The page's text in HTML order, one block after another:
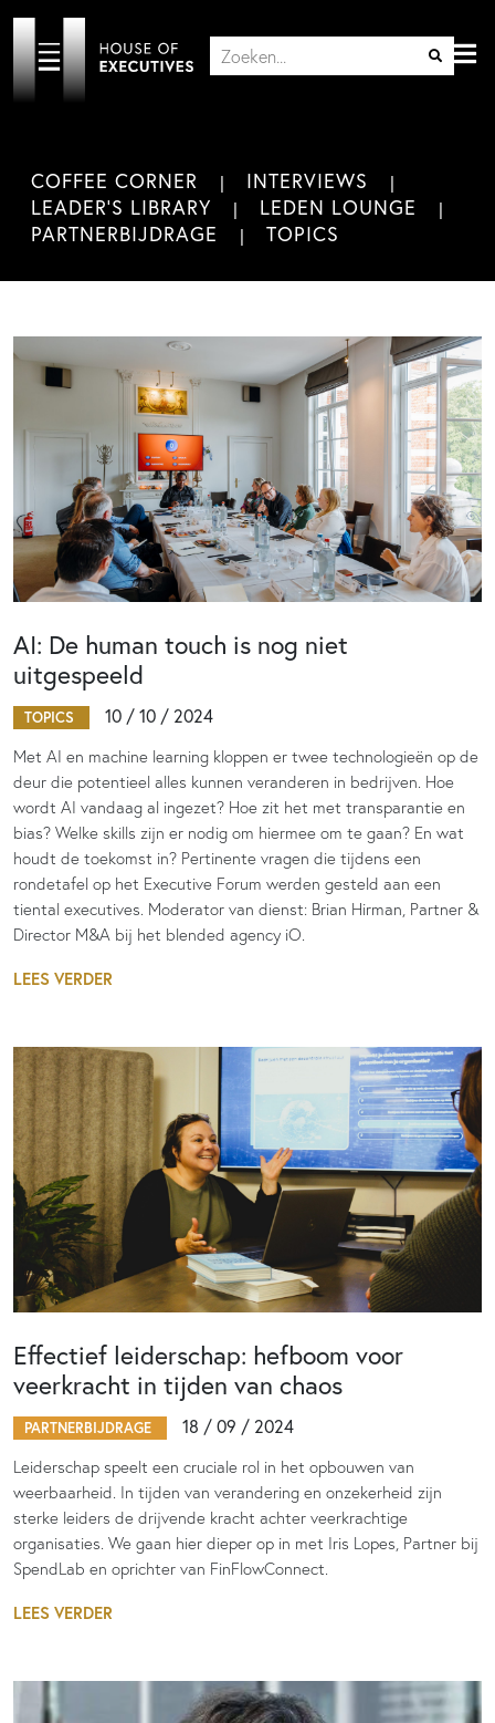
COFFEE CORNER
INTERVIEWS
LEADER'S LIBRARY
LEDEN LOUNGE
PARTNERBIJDRAGE
TOPICS
AI: De human touch is nog niet
uitgespeeld
TOPICS 10 / 10 / 2024
Met AI en machine learning kloppen er twee technologieën op de
deur die potentieel alles kunnen veranderen in bedrijven. Hoe
wordt AI vandaag al ingezet? Hoe zit het met transparantie en
bias? Welke skills zijn er nodig om hiermee om te gaan? En wat
houdt de toekomst in? Pertinente vragen die tijdens een
rondetafel op het Executive Forum werden gesteld aan een
tiental executives. Moderator van dienst: Brian Hirman, Partner &
Director M&A bij het blended agency iO.
LEES VERDER
Effectief leiderschap: hefboom voor
veerkracht in tijden van chaos
PARTNERBIJDRAGE 18 / 09 / 2024
Leiderschap speelt een cruciale rol in het opbouwen van
weerbaarheid. In tijden van verandering en onzekerheid zijn
sterke leiders de drijvende kracht achter veerkrachtige
organisaties. We gaan hier dieper op in met Iris Lopes, Partner bij
SpendLab en oprichter van FinFlowConnect.
LEES VERDER